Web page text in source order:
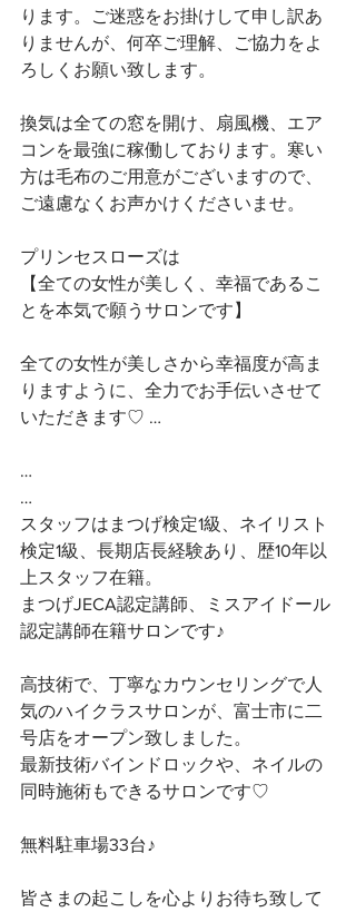
ります。ご迷惑をお掛けして申し訳あ
りませんが、何卒ご理解、ご協力をよ
ろしくお願い致します。
換気は全ての窓を開け、扇風機、エア
コンを最強に稼働しております。寒い
方は毛布のご用意がございますので、
ご遠慮なくお声かけくださいませ。
プリンセスローズは
【全ての女性が美しく、幸福であるこ
とを本気で願うサロンです】
全ての女性が美しさから幸福度が高ま
りますように、全力でお手伝いさせて
いただきます♡ …
…
…
スタッフはまつげ検定1級、ネイリスト
検定1級、長期店長経験あり、歴10年以
上スタッフ在籍。
まつげJECA認定講師、ミスアイドール
認定講師在籍サロンです♪
高技術で、丁寧なカウンセリングで人
気のハイクラスサロンが、富士市に二
号店をオープン致しました。
最新技術バインドロックや、ネイルの
同時施術もできるサロンです♡
無料駐車場33台♪
皆さまの起こしを心よりお待ち致して